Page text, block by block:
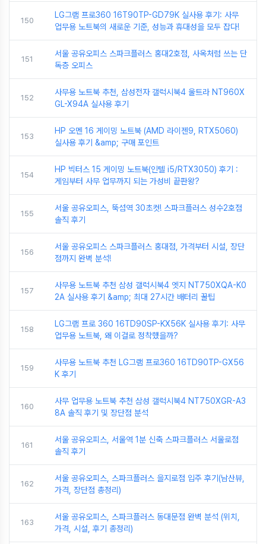
150
LG그램 프로360 16T90TP-GD79K 실사용 후기: 사무
업무용 노트북의 새로운 기준, 성능과 휴대성을 모두 잡다!
151
서울 공유오피스 스파크플러스 홍대2호점, 사옥처럼 쓰는 단
독층 오피스
152
사무용 노트북 추천, 삼성전자 갤럭시북4 울트라 NT960X
GL-X94A 실사용 후기
153
HP 오멘 16 게이밍 노트북 (AMD 라이젠9, RTX5060)
실사용 후기 &amp; 구매 포인트
154
HP 빅터스 15 게이밍 노트북(인텔 i5/RTX3050) 후기 :
게임부터 사무 업무까지 되는 가성비 끝판왕?
155
서울 공유오피스, 뚝섬역 30초컷! 스파크플러스 성수2호점
솔직 후기
156
서울 공유오피스 스파크플러스 홍대점, 가격부터 시설, 장단
점까지 완벽 분석!
157
사무용 노트북 추천 삼성 갤럭시북4 엣지 NT750XQA-K0
2A 실사용 후기 &amp; 최대 27시간 배터리 꿀팁
158
LG그램 프로 360 16TD90SP-KX56K 실사용 후기: 사무
업무용 노트북, 왜 이걸로 정착했을까?
159
사무용 노트북 추천 LG그램 프로360 16TD90TP-GX56
K 후기
160
사무 업무용 노트북 추천 삼성 갤럭시북4 NT750XGR-A3
8A 솔직 후기 및 장단점 분석
161
서울 공유오피스, 서울역 1분 신축 스파크플러스 서울로점
솔직 후기
162
서울 공유오피스, 스파크플러스 을지로점 입주 후기(남산뷰,
가격, 장단점 총정리)
163
서울 공유오피스, 스파크플러스 동대문점 완벽 분석 (위치,
가격, 시설, 후기 총정리)